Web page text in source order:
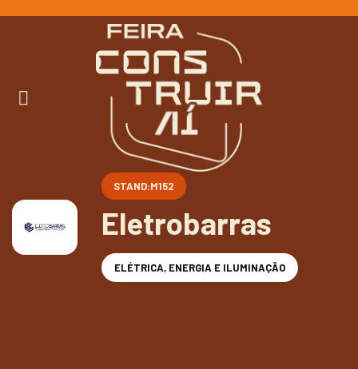
STAND:M152
Eletrobarras
ELÉTRICA, ENERGIA E ILUMINAÇÃO